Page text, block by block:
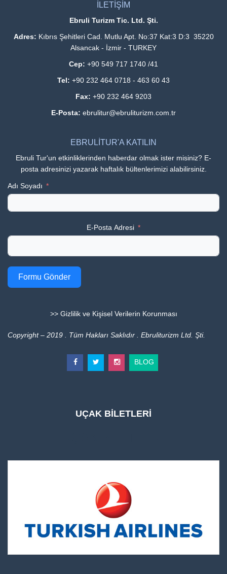
İLETİŞİM
Ebruli Turizm Tic. Ltd. Şti.
Adres: Kıbrıs Şehitleri Cad. Mutlu Apt. No:37 Kat:3 D:3 35220
Alsancak - İzmir - TURKEY
Cep: +90 549 717 1740 /41
Tel: +90 232 464 0718 - 463 60 43
Fax: +90 232 464 9203
E-Posta: ebrulitur@ebruliturizm.com.tr
EBRULİTUR'A KATILIN
Ebruli Tur'un etkinliklerinden haberdar olmak ister misiniz? E-
posta adresinizi yazarak haftalık bültenlerimizi alabilirsiniz.
Adı Soyadı
E-Posta Adresi
Formu Gönder
>> Gizlilik ve Kişisel Verilerin Korunması
Copyright – 2019 . Tüm Hakları Saklıdır . Ebruliturizm Ltd. Şti.
BLOG
UÇAK BİLETLERİ